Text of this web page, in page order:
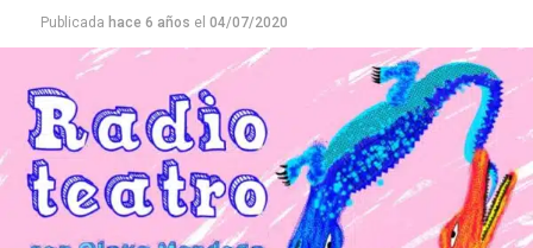
Publicada hace 6 años el 04/07/2020